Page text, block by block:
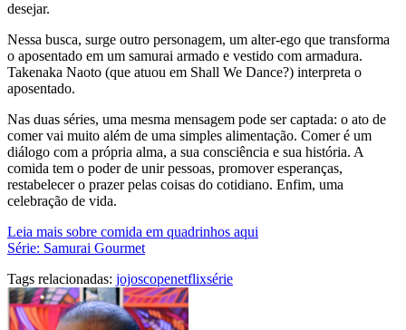
desejar.
Nessa busca, surge outro personagem, um alter-ego que transforma
o aposentado em um samurai armado e vestido com armadura.
Takenaka Naoto (que atuou em Shall We Dance?) interpreta o
aposentado.
Nas duas séries, uma mesma mensagem pode ser captada: o ato de
comer vai muito além de uma simples alimentação. Comer é um
diálogo com a própria alma, a sua consciência e sua história. A
comida tem o poder de unir pessoas, promover esperanças,
restabelecer o prazer pelas coisas do cotidiano. Enfim, uma
celebração de vida.
Leia mais sobre comida em quadrinhos aqui
Série: Samurai Gourmet
Tags relacionadas: jojoscopenetflixsérie